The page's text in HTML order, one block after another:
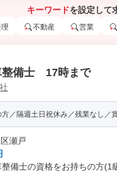
キーワードを設定して
不動産 営業
整備士 17時まで
／隔週土日祝休み／残業なし／
瀬戸
備士の資格をお持ちの方(1